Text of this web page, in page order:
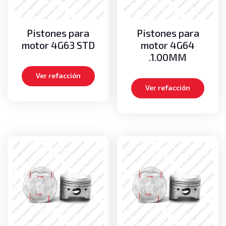
Transmisión
Bombas de transmisión
Discos y platos
Transmisiones completas
Pistones para
motor 4G63 STD
Ver refacción
Pistones para
motor 4G64
.1.00MM
Ver refacción